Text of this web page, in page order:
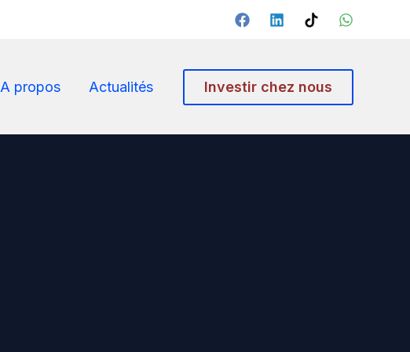
A propos Actualités Investir chez nous